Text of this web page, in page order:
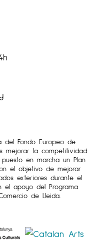
del Fondo Europeo de
mejorar la competitividad
en marcha un Plan
el objetivo de mejorar
exteriores durante el
el apoyo del Programa
de Lleida.